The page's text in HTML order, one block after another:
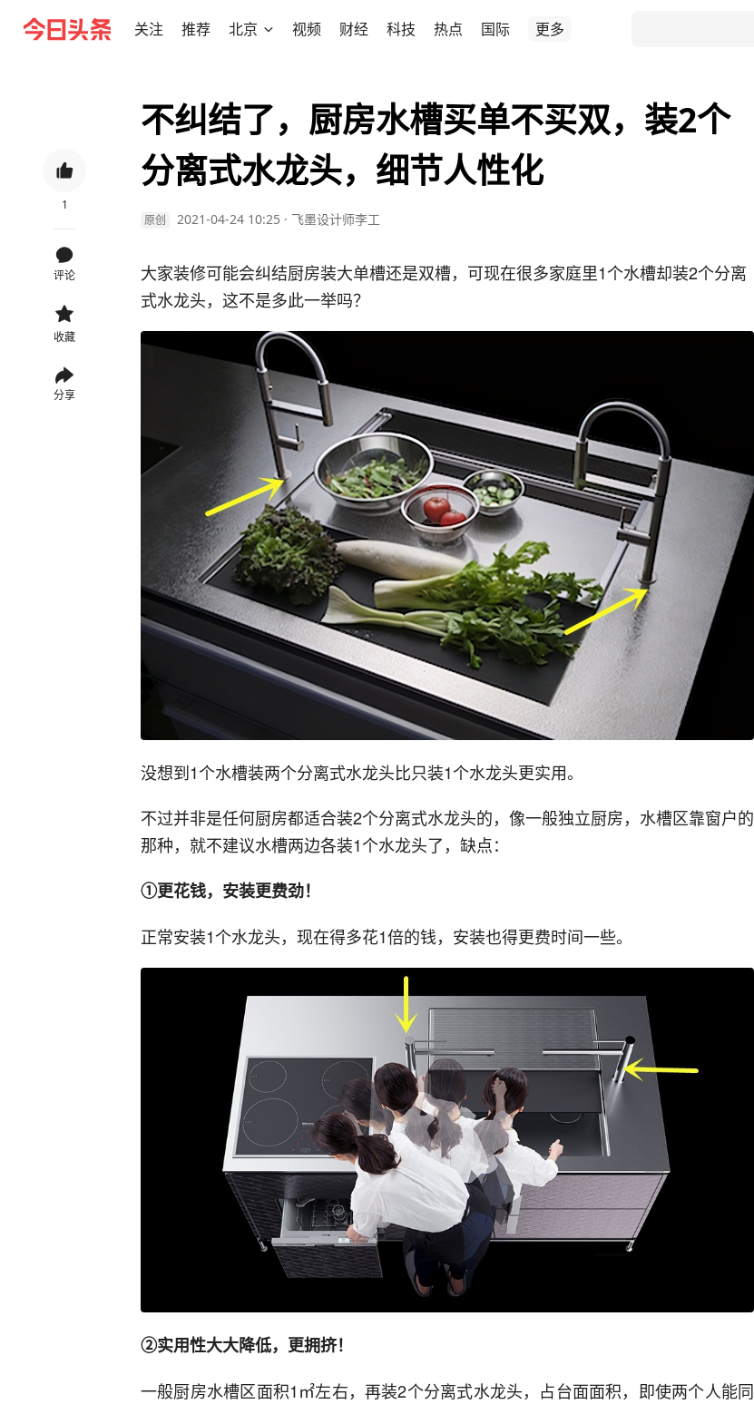
关注 推荐 北京 视频 财经 科技 热点 国际 更多
1
评论
收藏
分享
不纠结了，厨房水槽买单不买双，装2个
分离式水龙头，细节人性化
原创 2021-04-24 10:25 · 飞墨设计师李工
大家装修可能会纠结厨房装大单槽还是双槽，可现在很多家庭里1个水槽却装2个分离
式水龙头，这不是多此一举吗？
没想到1个水槽装两个分离式水龙头比只装1个水龙头更实用。
不过并非是任何厨房都适合装2个分离式水龙头的，像一般独立厨房，水槽区靠窗户的
那种，就不建议水槽两边各装1个水龙头了，缺点：
①更花钱，安装更费劲！
正常安装1个水龙头，现在得多花1倍的钱，安装也得更费时间一些。
②实用性大大降低，更拥挤！
一般厨房水槽区面积1㎡左右，再装2个分离式水龙头，占台面面积，即使两个人能同